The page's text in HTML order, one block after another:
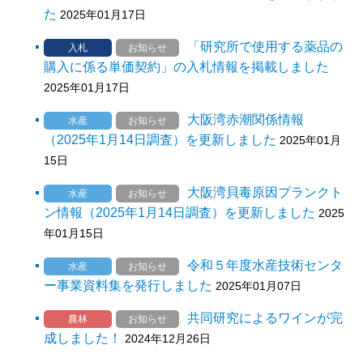
た 2025年01月17日
入札 お知らせ
「研究所で使用する薬品の
購入に係る単価契約」の入札情報を掲載しました
2025年01月17日
水産 お知らせ
大阪湾赤潮関係情報
（2025年1月14日調査）を更新しました 2025年01月
15日
水産 お知らせ
大阪湾貝毒原因プランクト
ン情報（2025年1月14日調査）を更新しました 2025
年01月15日
水産 お知らせ
令和５年度水産技術センタ
ー事業資料集を発行しました 2025年01月07日
農林 お知らせ
共同研究によるワインが完
成しました！
2024年12月26日